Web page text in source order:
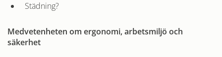
Städning?
Medvetenheten om ergonomi, arbetsmiljö och
säkerhet